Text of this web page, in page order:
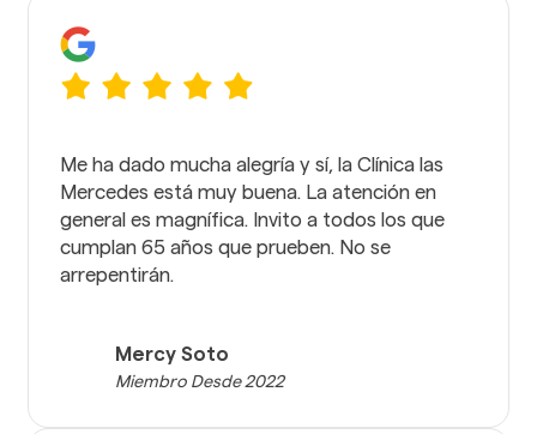
Me ha dado mucha alegría y sí, la Clínica las
Mercedes está muy buena. La atención en
general es magnífica. Invito a todos los que
cumplan 65 años que prueben. No se
arrepentirán.
Mercy Soto
Miembro Desde 2022